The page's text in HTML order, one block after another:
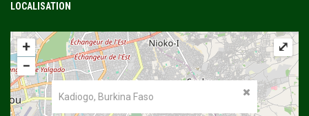
LOCALISATION
Kadiogo, Burkina Faso
+
−
⤢